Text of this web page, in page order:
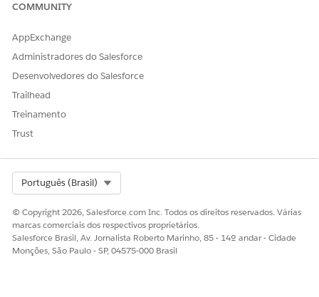
COMMUNITY
AppExchange
Administradores do Salesforce
Desenvolvedores do Salesforce
Trailhead
Treinamento
Trust
Português (Brasil)
© Copyright 2026, Salesforce.com Inc. Todos os direitos reservados. Várias
marcas comerciais dos respectivos proprietários.
Salesforce Brasil, Av. Jornalista Roberto Marinho, 85 - 14º andar - Cidade
Monções, São Paulo - SP, 04575-000 Brasil